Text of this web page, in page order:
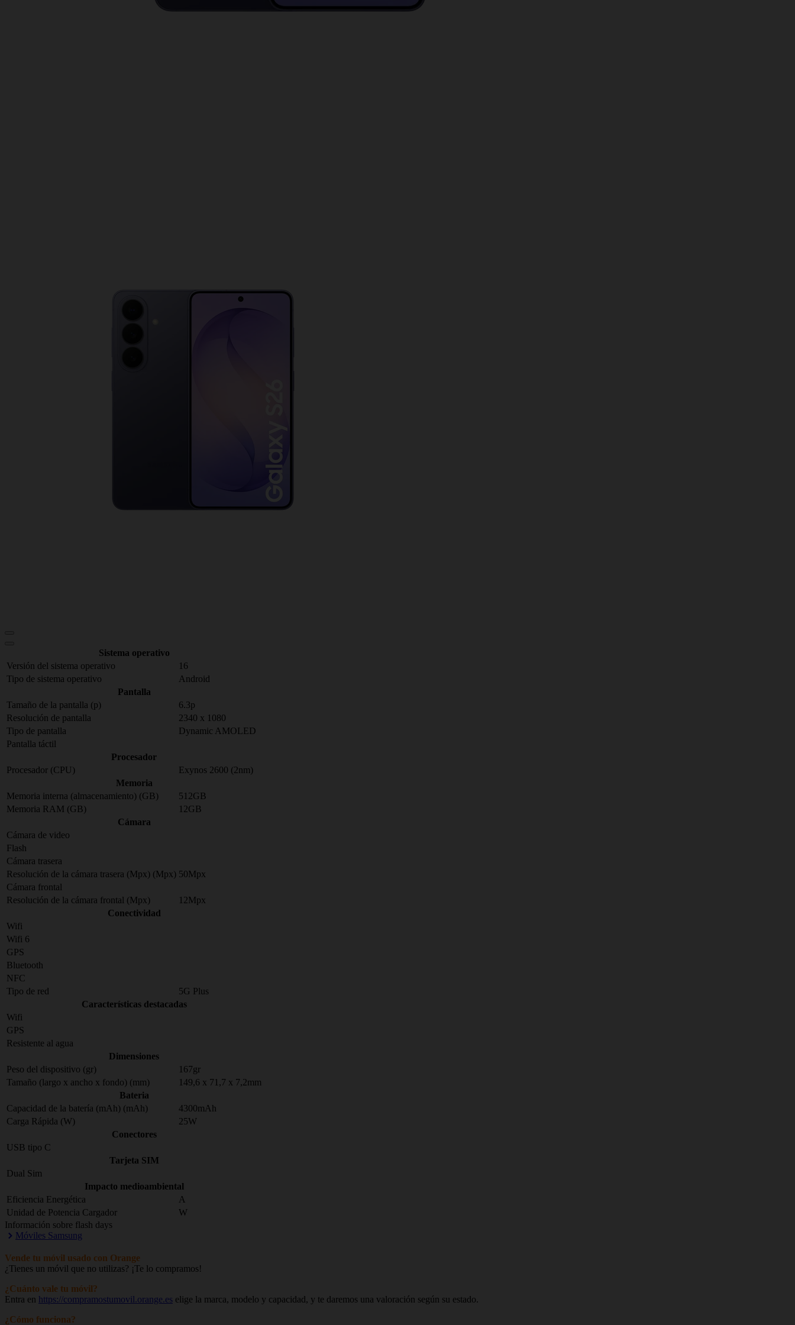
Sistema operativo
Versión del sistema operativo
16
Tipo de sistema operativo
Android
Pantalla
Tamaño de la pantalla (p)
6.3p
Resolución de pantalla
2340 x 1080
Tipo de pantalla
Dynamic AMOLED
Pantalla táctil
Procesador
Procesador (CPU)
Exynos 2600 (2nm)
Memoria
Memoria interna (almacenamiento) (GB)
512GB
Memoria RAM (GB)
12GB
Cámara
Cámara de video
Flash
Cámara trasera
Resolución de la cámara trasera (Mpx) (Mpx) 50Mpx
Cámara frontal
Resolución de la cámara frontal (Mpx)
12Mpx
Conectividad
Wifi
Wifi 6
GPS
Bluetooth
NFC
Tipo de red
5G Plus
Características destacadas
Wifi
GPS
Resistente al agua
Dimensiones
Peso del dispositivo (gr)
167gr
Tamaño (largo x ancho x fondo) (mm)
149,6 x 71,7 x 7,2mm
Bateria
Capacidad de la batería (mAh) (mAh)
4300mAh
Carga Rápida (W)
25W
Conectores
USB tipo C
Tarjeta SIM
Dual Sim
Impacto medioambiental
Eficiencia Energética
A
Unidad de Potencia Cargador
W
Información sobre flash days
Móviles Samsung
Vende tu móvil usado con Orange
¿Tienes un móvil que no utilizas? ¡Te lo compramos!
¿Cuánto vale tu móvil?
Entra en https://compramostumovil.orange.es elige la marca, modelo y capacidad, y te daremos una valoración según su estado.
¿Cómo funciona?